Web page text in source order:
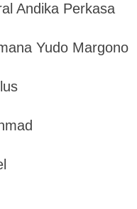
Andika Perkasa
Yudo Margono